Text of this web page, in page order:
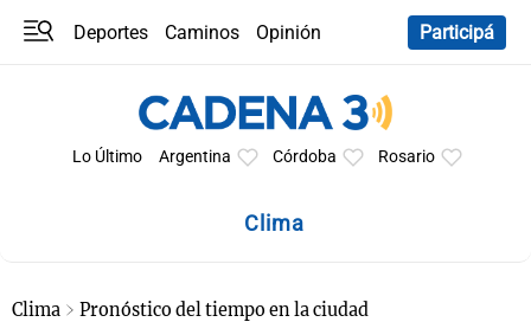
Deportes Caminos
Opinión
Participá
Lo Último Argentina Córdoba Rosario
Clima
Clima Pronóstico del tiempo en la ciudad